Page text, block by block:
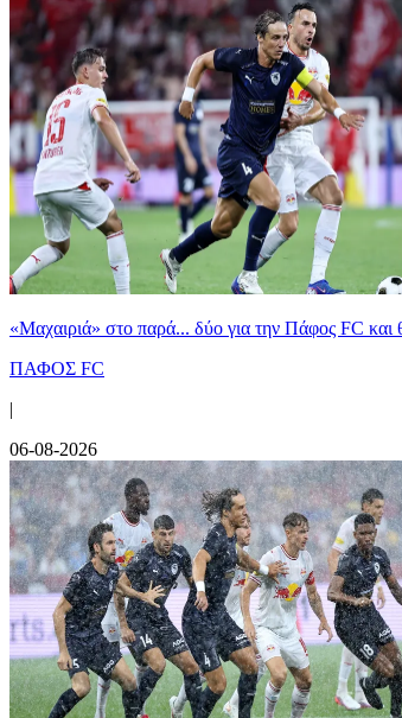
«Μαχαιριά» στο παρά... δύο για την Πάφος FC και
ΠΑΦΟΣ FC
|
06-08-2026